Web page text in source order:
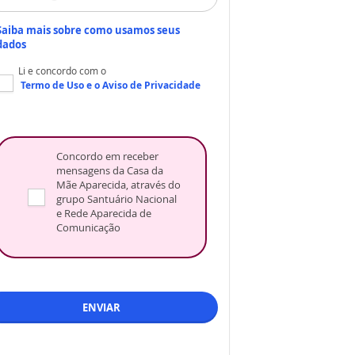
mais sobre como usamos seus
Li e concordo com o
Termo de Usoe oAviso de Privacidade
Concordo em receber
mensagens da Casa da
Mãe Aparecida, através do
grupo Santuário Nacional
e Rede Aparecida de
Comunicação
ENVIAR